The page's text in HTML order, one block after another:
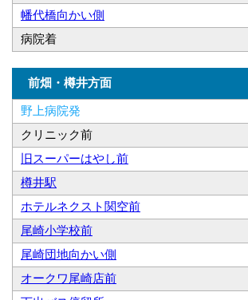
幡代橋向かい側
病院着
前畑・樽井方面
野上病院発
クリニック前
旧スーパーはやし前
樽井駅
ホテルネクスト関空前
尾崎小学校前
尾崎団地向かい側
オークワ尾崎店前